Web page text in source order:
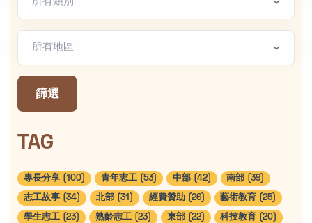
地區篩選
篩選
TAG
專長分享 (100) 青年志工 (53) 中部 (42) 南部 (39)
志工故事 (34) 北部 (31) 經費贊助 (26) 藝術教育 (25)
學生志工 (23) 熟齡志工 (23) 東部 (22) 科技教育 (20)